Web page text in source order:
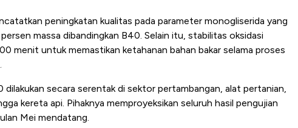
peningkatan kualitas pada parameter monogliserida yang
massa dibandingkan B40. Selain itu, stabilitas oksidasi
menit untuk memastikan ketahanan bahan bakar selama proses
secara serentak di sektor pertambangan, alat pertanian,
kereta api. Pihaknya memproyeksikan seluruh hasil pengujian
Mei mendatang.